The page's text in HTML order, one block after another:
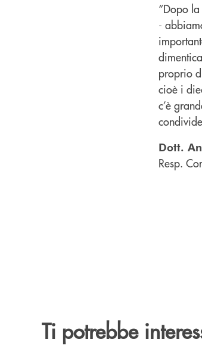
“Dopo
-
proprio
cioè i
c’è
Dott.
Resp.
Ti potrebbe